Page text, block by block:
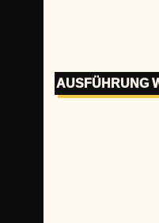
AUSFÜHRUNG